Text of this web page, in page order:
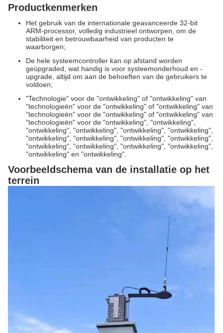
Productkenmerken
Het gebruik van de internationale geavanceerde 32-bit
ARM-processor, volledig industrieel ontworpen, om de
stabiliteit en betrouwbaarheid van producten te
waarborgen;
De hele systeemcontroller kan op afstand worden
geüpgraded, wat handig is voor systeemonderhoud en -
upgrade, altijd om aan de behoeften van de gebruikers te
voldoen;
"Technologie" voor de "ontwikkeling" of "ontwikkeling" van
"technologieën" voor de "ontwikkeling" of "ontwikkeling" van
"technologieën" voor de "ontwikkeling" of "ontwikkeling" van
"technologieën" voor de "ontwikkeling", "ontwikkeling",
"ontwikkeling", "ontwikkeling", "ontwikkeling", "ontwikkeling",
"ontwikkeling", "ontwikkeling", "ontwikkeling", "ontwikkeling",
"ontwikkeling", "ontwikkeling", "ontwikkeling", "ontwikkeling",
"ontwikkeling" en "ontwikkeling".
Voorbeeldschema van de installatie op het
terrein